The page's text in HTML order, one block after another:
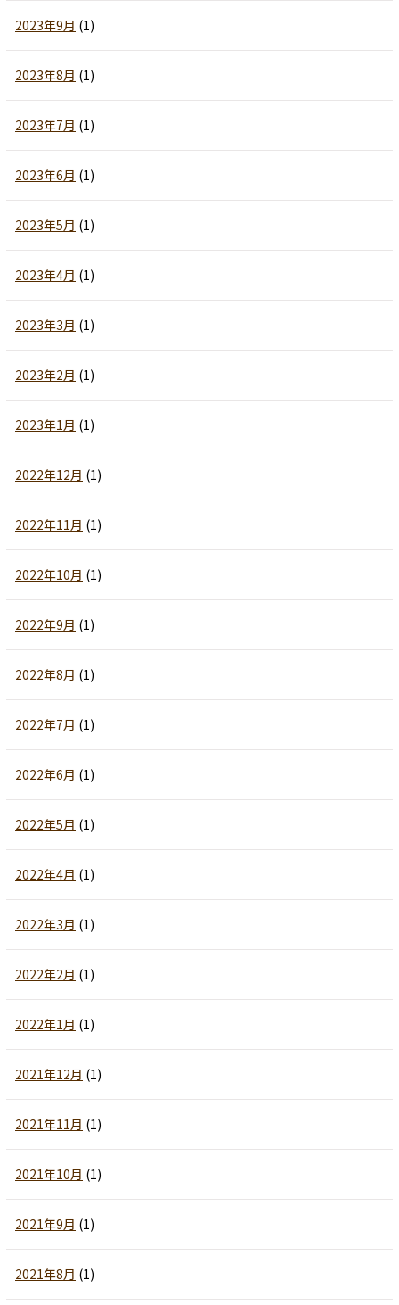
2023年9月 (1)
2023年8月 (1)
2023年7月 (1)
2023年6月 (1)
2023年5月 (1)
2023年4月 (1)
2023年3月 (1)
2023年2月 (1)
2023年1月 (1)
2022年12月 (1)
2022年11月 (1)
2022年10月 (1)
2022年9月 (1)
2022年8月 (1)
2022年7月 (1)
2022年6月 (1)
2022年5月 (1)
2022年4月 (1)
2022年3月 (1)
2022年2月 (1)
2022年1月 (1)
2021年12月 (1)
2021年11月 (1)
2021年10月 (1)
2021年9月 (1)
2021年8月 (1)